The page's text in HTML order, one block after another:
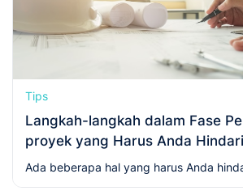
Tips
Langkah-langkah dalam Fase
proyek yang Harus Anda
Ada beberapa hal yang harus Anda
gagal melakukan langkah-langkah